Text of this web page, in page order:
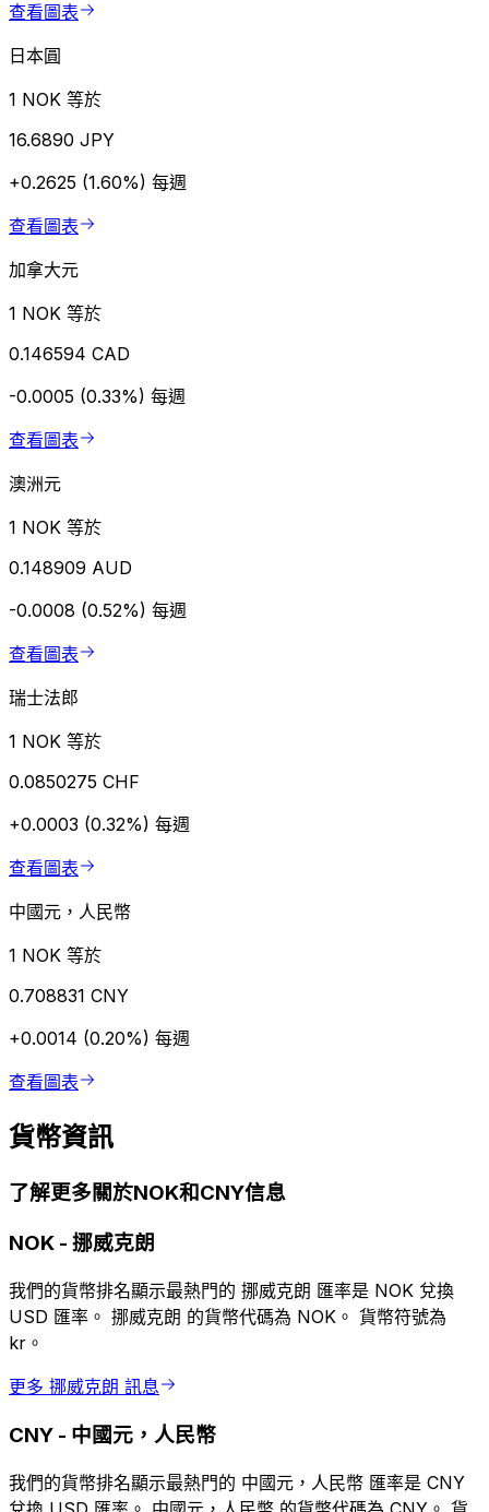
查看圖表
日本圓
1 NOK 等於
16.6890 JPY
+0.2625 (1.60%) 每週
查看圖表
加拿大元
1 NOK 等於
0.146594 CAD
-0.0005 (0.33%) 每週
查看圖表
澳洲元
1 NOK 等於
0.148909 AUD
-0.0008 (0.52%) 每週
查看圖表
瑞士法郎
1 NOK 等於
0.0850275 CHF
+0.0003 (0.32%) 每週
查看圖表
中國元，人民幣
1 NOK 等於
0.708831 CNY
+0.0014 (0.20%) 每週
查看圖表
貨幣資訊
了解更多關於NOK和CNY信息
NOK - 挪威克朗
我們的貨幣排名顯示最熱門的 挪威克朗 匯率是 NOK 兌換
USD 匯率。 挪威克朗 的貨幣代碼為 NOK。 貨幣符號為
kr。
更多 挪威克朗 訊息
CNY - 中國元，人民幣
我們的貨幣排名顯示最熱門的 中國元，人民幣 匯率是 CNY